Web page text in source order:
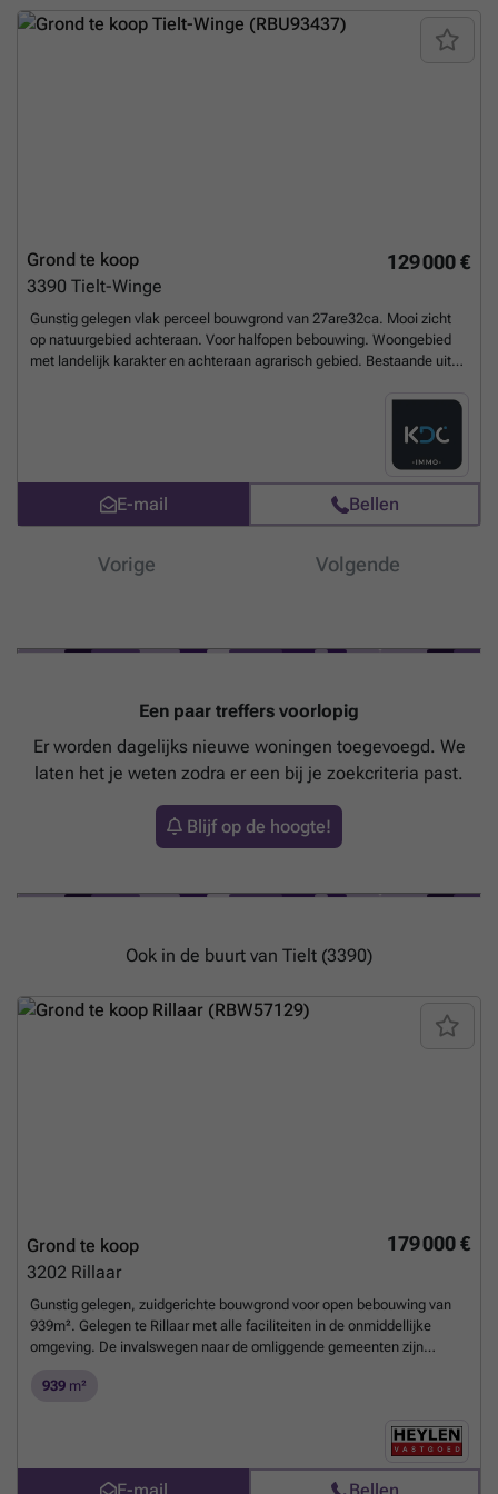
eigen ontwerp De eerste foto toont een voorbeeldwoning. De woning
kan volledig worden aangepast aan uw persoonlijke wensen en
129 000 €
Grond te koop
3390 Tielt-Winge
Gunstig gelegen vlak perceel bouwgrond van 27are32ca. Mooi zicht
op natuurgebied achteraan. Voor halfopen bebouwing. Woongebied
met landelijk karakter en achteraan agrarisch gebied. Bestaande uit
niet bij aan te kopen. Maximum te bebouwen: 7,7m voorgevelbreedte.
15m bouwdiepte op de gelijkvloerse verdieping en 12m bouwdiepte op
de eerste verdieping. Kroonlijsthoogte en de dakhelling van de
aanpalende woning moet gevolgd worden. Overstromingsrapport: P-
score: A - Niet gelegen in risicozone voor overstromingen. Contacteer
ons kantoor voor meer informatie en details.
Meer weten?
E-mail Bellen
Vorige Volgende
Een paar treffers voorlopig
Er worden dagelijks nieuwe woningen toegevoegd. We
laten het je weten zodra er een bij je zoekcriteria past.
Blijf op de hoogte!
Ook in de buurt van Tielt (3390)
179 000 €
Grond te koop
3202 Rillaar
Gunstig gelegen, zuidgerichte bouwgrond voor open bebouwing van
939m². Gelegen te Rillaar met alle faciliteiten in de onmiddellijke
omgeving. De invalswegen naar de omliggende gemeenten zijn
vooraan en een diepte van 55 meter. U geniet de mogelijkheid tot het
Stedenbouwkundige voorschriften beschikbaar op aanvraag. De
grond is gelegen links van de woning, Rillaar, Wijper 23a.Meer
939 m²